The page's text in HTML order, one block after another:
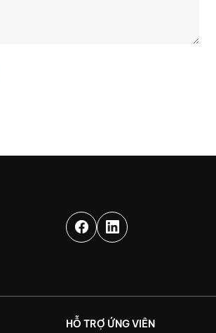
HỖ TRỢ ỨNG VIÊN